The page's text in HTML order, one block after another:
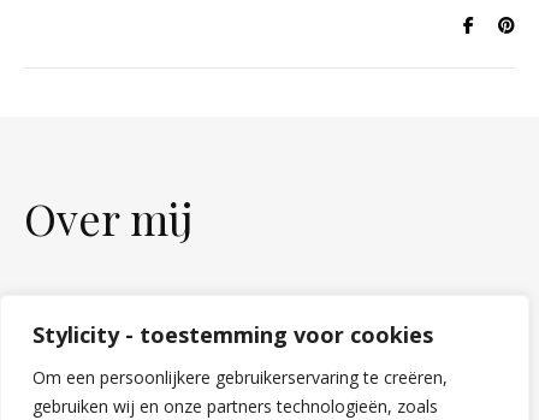
Stylicity - toestemming voor cookies
Om een persoonlijkere gebruikerservaring te creëren,
gebruiken wij en onze partners technologieën, zoals
Over mij